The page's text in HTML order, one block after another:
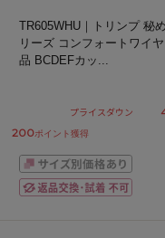
TR605WHU｜トリンプ 秘
リーズ コンフォートワイ
品 BCDEFカッ ...
プライスダウン
200ポイント獲得